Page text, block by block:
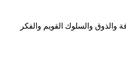
والسلوك القويم والفكر